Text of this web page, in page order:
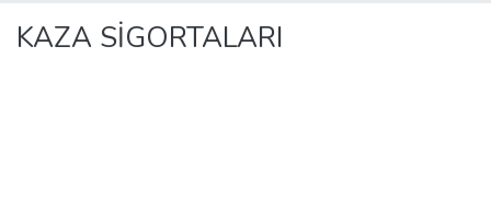
KAZA SİGORTALARI